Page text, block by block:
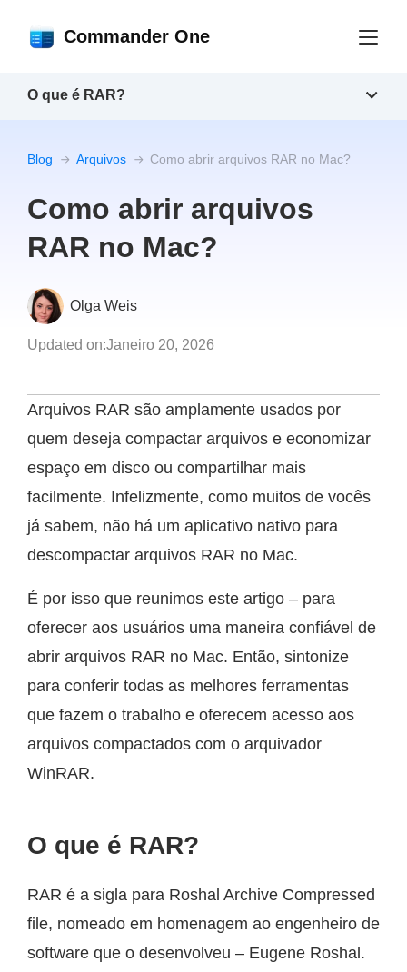
Commander One
Blog Arquivos Como abrir arquivos RAR no Mac?
Como abrir arquivos
RAR no Mac?
Olga Weis
Updated on:Janeiro 20, 2026
Arquivos RAR são amplamente usados por
quem deseja compactar arquivos e economizar
espaço em disco ou compartilhar mais
facilmente. Infelizmente, como muitos de vocês
já sabem, não há um aplicativo nativo para
descompactar arquivos RAR no Mac.
É por isso que reunimos este artigo – para
oferecer aos usuários uma maneira confiável de
abrir arquivos RAR no Mac. Então, sintonize
para conferir todas as melhores ferramentas
que fazem o trabalho e oferecem acesso aos
arquivos compactados com o arquivador
WinRAR.
O que é RAR?
RAR é a sigla para Roshal Archive Compressed
file, nomeado em homenagem ao engenheiro de
software que o desenvolveu – Eugene Roshal.
O que é RAR?